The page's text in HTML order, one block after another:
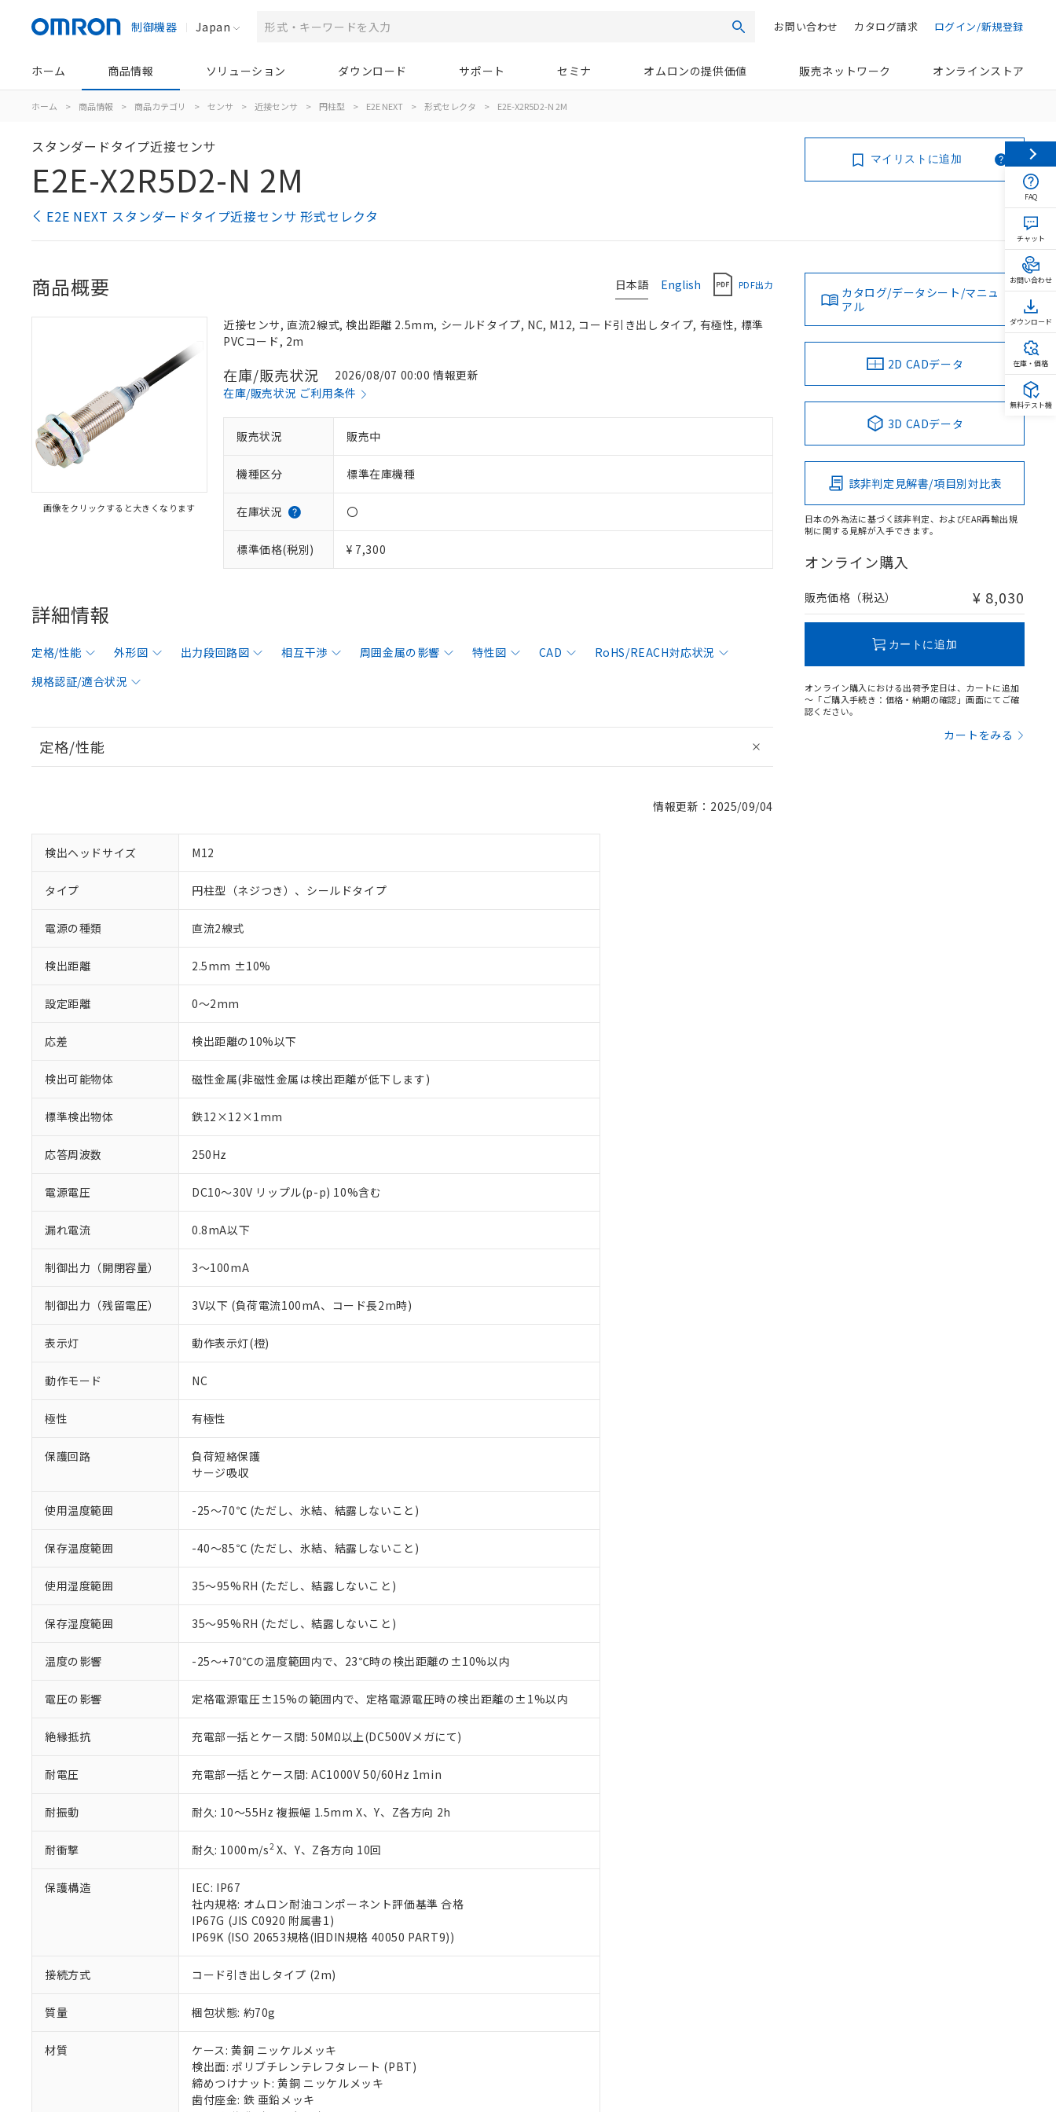
制御機器 Japan 検索 ログイン/新規登録
カタログ請求
お問い合わせ
ホーム 商品情報 ソリューション ダウンロード サポート セミナ オムロンの提供価値 販売ネットワーク オンラインストア
ホーム > 商品情報 > 商品カテゴリ > センサ > 近接センサ > 円柱型 > E2E NEXT > 形式セレクタ > E2E-X2R5D2-N 2M
スタンダードタイプ近接センサ
E2E-X2R5D2-N 2M
E2E NEXT スタンダードタイプ近接センサ 形式セレクタ
マイリストに追加
日本語 English PDF出力
商品概要
画像をクリックすると大きくなります
近接センサ, 直流2線式, 検出距離 2.5mm, シールドタイプ, NC, M12, コード引き出しタイプ, 有極性, 標準
PVCコード, 2m
在庫/販売状況
2026/08/07 00:00 情報更新
在庫/販売状況 ご利用条件
販売状況 販売中
機種区分 標準在庫機種
在庫状況 〇
標準価格(税別) ¥ 7,300
詳細情報
定格/性能 外形図 出力段回路図 相互干渉 周囲金属の影響 特性図 CAD
RoHS/REACH対応状況
規格認証/適合状況
定格/性能
情報更新：2025/09/04
検出ヘッドサイズ M12
タイプ 円柱型（ネジつき）、シールドタイプ
電源の種類 直流2線式
検出距離 2.5mm ±10%
設定距離 0～2mm
応差 検出距離の10%以下
検出可能物体 磁性金属(非磁性金属は検出距離が低下します)
標準検出物体 鉄12×12×1mm
応答周波数 250Hz
電源電圧 DC10～30V リップル(p-p) 10%含む
漏れ電流 0.8mA以下
制御出力（開閉容量） 3～100mA
制御出力（残留電圧） 3V以下 (負荷電流100mA、コード長2m時)
表示灯 動作表示灯(橙)
動作モード NC
極性 有極性
保護回路
負荷短絡保護
サージ吸収
使用温度範囲 -25～70℃ (ただし、氷結、結露しないこと)
保存温度範囲 -40～85℃ (ただし、氷結、結露しないこと)
使用湿度範囲 35～95%RH (ただし、結露しないこと)
保存湿度範囲 35～95%RH (ただし、結露しないこと)
温度の影響 -25～+70℃の温度範囲内で、23℃時の検出距離の±10%以内
電圧の影響 定格電源電圧±15%の範囲内で、定格電源電圧時の検出距離の±1%以内
絶縁抵抗 充電部一括とケース間: 50MΩ以上(DC500Vメガにて)
耐電圧 充電部一括とケース間: AC1000V 50/60Hz 1min
耐振動 耐久: 10～55Hz 複振幅 1.5mm X、Y、Z各方向 2h
耐衝撃 耐久: 1000m/s2X、Y、Z各方向 10回
保護構造
IEC: IP67
社内規格: オムロン耐油コンポーネント評価基準 合格
IP67G (JIS C0920 附属書1)
IP69K (ISO 20653規格(旧DIN規格 40050 PART9))
接続方式 コード引き出しタイプ (2m)
質量 梱包状態: 約70g
材質
ケース: 黄銅 ニッケルメッキ
検出面: ポリブチレンテレフタレート (PBT)
締めつけナット: 黄銅 ニッケルメッキ
歯付座金: 鉄 亜鉛メッキ
カタログ/データシート/マニュ
アル
2D CADデータ
3D CADデータ
該非判定見解書/項目別対比表
日本の外為法に基づく該非判定、およびEAR再輸出規
制に関する見解が入手できます。
オンライン購入
販売価格（税込） ¥ 8,030
カートに追加
オンライン購入における出荷予定日は、カートに追加
～「ご購入手続き：価格・納期の確認」画面にてご確
認ください。
カートをみる
以下の条件をお読みいただき、同意のうえご利用ください。
本サービスは、当社制御機器事業取扱商品の当社在庫状況および標準価格(税抜)を提供させていただ
くものです。
在庫状況および標準価格照会結果は、記載している更新日時点での社内データに基づき作成されるも
のであり、閲覧された時点での実際の在庫および標準価格とは異なる場合があることをご了承くださ
正式な納期状況および標準価格はお客様のお取引先、またはお客様担当のオムロン制御機器販売店・
当社販売員にご相談ください。
オムロン制御機器販売店や当社販売拠点は「
在庫状況および標準価格結果を当社の事前の承諾なく第三者に漏洩または開示しないようお願いしま
す。
お客様が当ウェブサイト上で当社にご登録された部品リストについて、当社および当社の共同利用者
が、当社の製品・サービスに関するお客様との取引・商談に必要な範囲で利用することをご了承くだ
さい。
※当社の共同利用者とは、"個人情報の共同利用に関して"
の「1.共同利用者の範囲」に記載されて
いる法人を指します。
※1 対応状況
対応済み：EU RoHS指令（10物質）の非含有に対応した製品が提供可能な商品です。
仕入先様の事情により、非含有部品としていたものが、含有品と判明した場合などやむを得ず変更すること
があります。
*EU RoHS指令（10物質）：
鉛(Pb) 1000ppm以下、 水銀(Hg) 1000ppm以下、 カドミウム(Cd) 100ppm以下、
六価クロム(Cr(Ⅵ)) 1000ppm以下、ポリ臭化ビフェニル類(PBB) 1000ppm以下、ポリ臭化ジフェニルエーテル類(PBDE) 1000ppm以下、
フタル酸ビス(2-エチルヘキシル) (DEHP)(別名：DOP) 1000ppm以下、フタル酸ブチルベンジル（BBP） 1000ppm以下、フタル酸ジブチ
但し、RoHS指令で産業用監視および制御機器に対する適用除外項目は除く。
※2 対応予定月
部品在庫の切り替え状況などにより、予定月が前後することがあります。
※3 非含有証明書ダウンロード
下記の非含有証明書をダウンロードすることができます。
EU RoHS指令（10物質）の非含有証明書
51物質の非含有証明書（当社基準）
※本証明書は発行日時点で非含有を証明するもので、過去に遡って非含有を証明するものではありません。
また、RoHS指令のフタル酸エステル類４物質の対応では、対応完了までの期間は出荷製品に未対応品が
混在することから備考欄に対応日を記載しておりました。
既に当社にて対応品への在庫切替を完了していることから、特段のことがない限り、2022年1月12日よ
り割愛しております。
※1 中国RoHS○×表
「－」：未確認です。当社販売部門へお問い合わせください。
Pb(鉛) :1000ppm、 Hg(水銀) : 1000ppm、 Cd(カドミウム) : 100ppm、
Cr(Ⅵ)(六価クロム) : 1000ppm、 PBBs(ポリ臭化ビフェニル類) : 1000ppm、 PBDEs(ポリ臭化ジフェニルエーテル類) : 1000ppm、
DBP(フタル酸ジブチル) : 1000ppm、 DIBP(フタル酸ジイソブチル) : 1000ppm、 BBP(フタル酸ブチルベンジル) : 1000ppm、
DEHP(フタル酸ビス(2-エチルヘキシル)) : 1000ppm
※2 環境保護使用期限
「ｅ」：有害物質（10物質）のすべてが基準値以下であることを示します。
「10」：通常の使用状況下において有害物質が外部に漏えいし、環境に深刻な影響を及ぼさない年数を意
味します。
当社は、これら貴社製品のうち、外国為替および外国貿易法に定める商品（以下｢規制貨物等」とい
う）を輸出または国外への提供する場合は、日本国政府の輸出許可(または役務取引許可)を取得する
などの必要な手続きをとります。
当社は規制貨物を破棄する場合は、完全に破砕するなど、違法に輸出されないよう必要な手段を講じ
置等に一切使用いたしません。
当社は、貴社製品を第三者に販売する場合は、上記1、2および3の内容を当該第三者に通知します。
また当社は、販売先および販売に係わる関係者が違法に輸出するおそれがある場合は、取り引きをい
たしません。
記
号
説明
○ 一定数以上の在庫あり
△ 一定数には満たないが在庫あり
－
在庫なし(最新の在庫状況については、お客様のお取引先、またはお客様担当のオムロン制御
機器販売店・当社販売員にご確認ください)
空
白
受注生産機種、また在庫状況の情報を公開していない機種
FAQ
チャット
お問い合わせ
ダウンロード
在庫・価格
無料テスト機